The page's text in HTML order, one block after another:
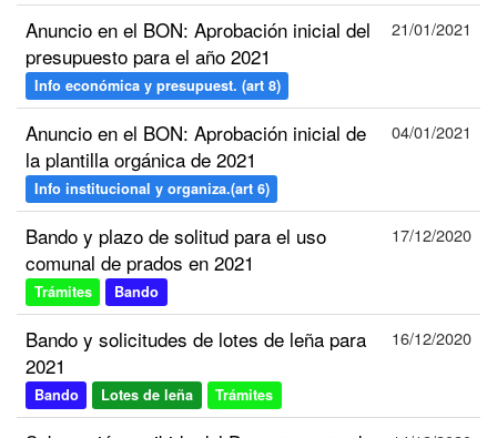
Anuncio en el BON: Aprobación inicial del
presupuesto para el año 2021
Info económica y presupuest. (art 8)
21/01/2021
Anuncio en el BON: Aprobación inicial de
la plantilla orgánica de 2021
Info institucional y organiza.(art 6)
04/01/2021
Bando y plazo de solitud para el uso
comunal de prados en 2021
Trámites Bando
17/12/2020
Bando y solicitudes de lotes de leña para
2021
Bando Lotes de leña Trámites
16/12/2020